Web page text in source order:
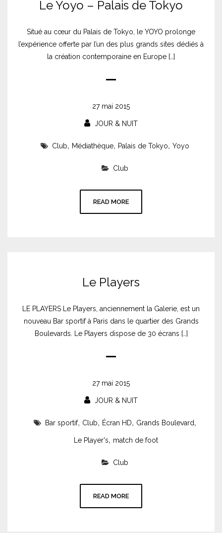
Le Yoyo – Palais de Tokyo
Situé au cœur du Palais de Tokyo, le YOYO prolonge
l’expérience offerte par l’un des plus grands sites dédiés à
la création contemporaine en Europe […]
27 mai 2015
JOUR & NUIT
Club, Médiathèque, Palais de Tokyo, Yoyo
Club
READ MORE
Le Players
LE PLAYERS Le Players, anciennement la Galerie, est un
nouveau Bar sportif à Paris dans le quartier des Grands
Boulevards. Le Players dispose de 30 écrans […]
27 mai 2015
JOUR & NUIT
Bar sportif, Club, Écran HD, Grands Boulevard,
Le Player's, match de foot
Club
READ MORE